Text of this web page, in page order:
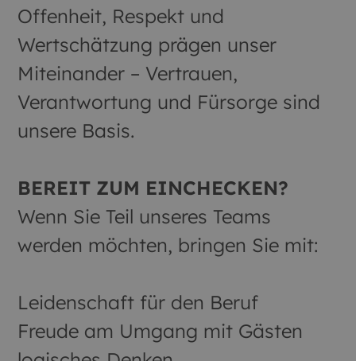
Offenheit, Respekt und
Wertschätzung prägen unser
Miteinander – Vertrauen,
Verantwortung und Fürsorge sind
unsere Basis.
BEREIT ZUM EINCHECKEN?
Wenn Sie Teil unseres Teams
werden möchten, bringen Sie mit:
Leidenschaft für den Beruf
Freude am Umgang mit Gästen